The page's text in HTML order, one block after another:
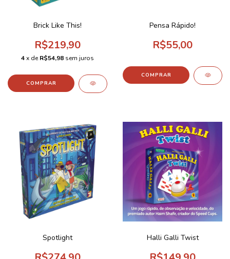
Brick Like This!
R$219,90
4x deR$54,98 sem juros
Pensa Rápido!
R$55,00
Spotlight Halli Galli Twist